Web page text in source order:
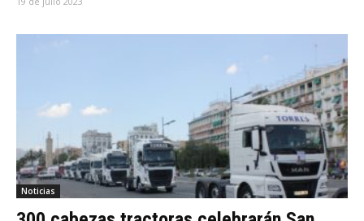
Noticias